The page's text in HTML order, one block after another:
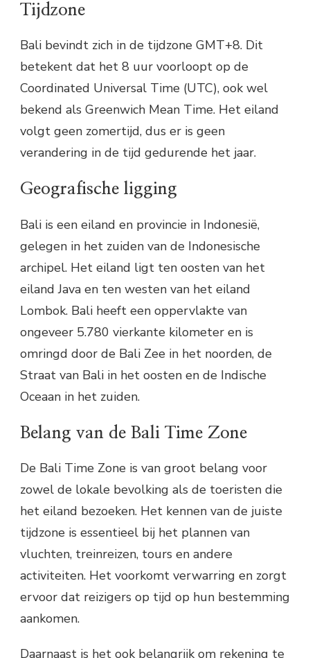
Tijdzone
Bali bevindt zich in de tijdzone GMT+8. Dit
betekent dat het 8 uur voorloopt op de
Coordinated Universal Time (UTC), ook wel
bekend als Greenwich Mean Time. Het eiland
volgt geen zomertijd, dus er is geen
verandering in de tijd gedurende het jaar.
Geografische ligging
Bali is een eiland en provincie in Indonesië,
gelegen in het zuiden van de Indonesische
archipel. Het eiland ligt ten oosten van het
eiland Java en ten westen van het eiland
Lombok. Bali heeft een oppervlakte van
ongeveer 5.780 vierkante kilometer en is
omringd door de Bali Zee in het noorden, de
Straat van Bali in het oosten en de Indische
Oceaan in het zuiden.
Belang van de Bali Time Zone
De Bali Time Zone is van groot belang voor
zowel de lokale bevolking als de toeristen die
het eiland bezoeken. Het kennen van de juiste
tijdzone is essentieel bij het plannen van
vluchten, treinreizen, tours en andere
activiteiten. Het voorkomt verwarring en zorgt
ervoor dat reizigers op tijd op hun bestemming
aankomen.
Daarnaast is het ook belangrijk om rekening te